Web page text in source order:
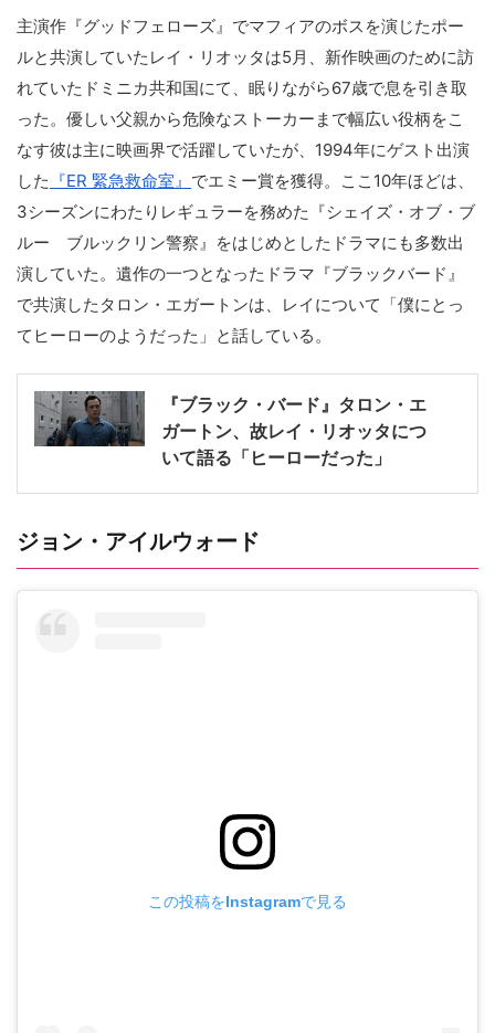
主演作『グッドフェローズ』でマフィアのボスを演じたポー
ルと共演していたレイ・リオッタは5月、新作映画のために訪
れていたドミニカ共和国にて、眠りながら67歳で息を引き取
った。優しい父親から危険なストーカーまで幅広い役柄をこ
なす彼は主に映画界で活躍していたが、1994年にゲスト出演
した 『ER 緊急救命室』 でエミー賞を獲得。ここ10年ほどは、
3シーズンにわたりレギュラーを務めた『シェイズ・オブ・ブ
ルー ブルックリン警察』をはじめとしたドラマにも多数出
演していた。遺作の一つとなったドラマ『ブラックバード』
で共演したタロン・エガートンは、レイについて「僕にとっ
てヒーローのようだった」と話している。
『ブラック・バード』タロン・エ
ガートン、故レイ・リオッタにつ
いて語る「ヒーローだった」
ジョン・アイルウォード
この投稿をInstagramで見る